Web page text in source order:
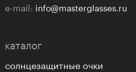
e-mail: info@masterglasses.ru
каталог
солнцезащитные очки